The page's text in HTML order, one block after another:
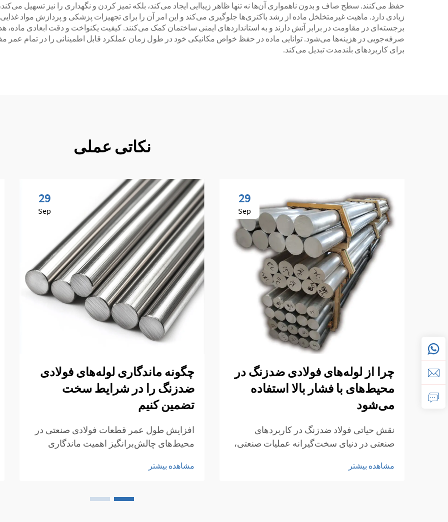
حفظ می‌کنند. سطح صاف و بدون ناهمواری آن‌ها نه تنها ظاهر زیباایی ایجاد می‌کند، بلکه تمیز کردن و نگهداری را نیز تسهیل
زیادی دارد. ماهیت غیرمتخلخل ماده از رشد باکتری‌ها جلوگیری می‌کند و این امر آن را برای تجهیزات پزشکی و پردازش مواد
برجسته‌ای در مقاومت در برابر آتش دارند و به استانداردهای ایمنی ساختمان کمک می‌کنند. کیفیت یکنواخت و دقت ابعادی ماده،
صرفه‌جویی در هزینه‌ها می‌شود. توانایی ماده در حفظ خواص مکانیکی خود در طول زمان عملکرد قابل اطمینانی را در تمام عمر
برای کاربردهای بلندمدت تبدیل می‌کند.
نکاتی عملی
29
Sep
چرا از لوله‌های فولادی ضدزنگ در
محیط‌های با فشار بالا استفاده
می‌شود
نقش حیاتی فولاد ضدزنگ در کاربردهای
صنعتی در دنیای سخت‌گیرانه عملیات صنعتی،
شکست فاجعه‌آمیز را رقم بزند. لوله‌های
مشاهده بیشتر
29
Sep
چگونه ماندگاری لوله‌های فولادی
ضدزنگ را در شرایط سخت
تضمین کنیم
افزایش طول عمر قطعات فولادی صنعتی در
محیط‌های چالش‌برانگیز اهمیت ماندگاری
چالشی به مرور زمان بیشتر شده است، زیرا
عملیاتی هستند. از مواد شیمیایی...
مشاهده بیشتر